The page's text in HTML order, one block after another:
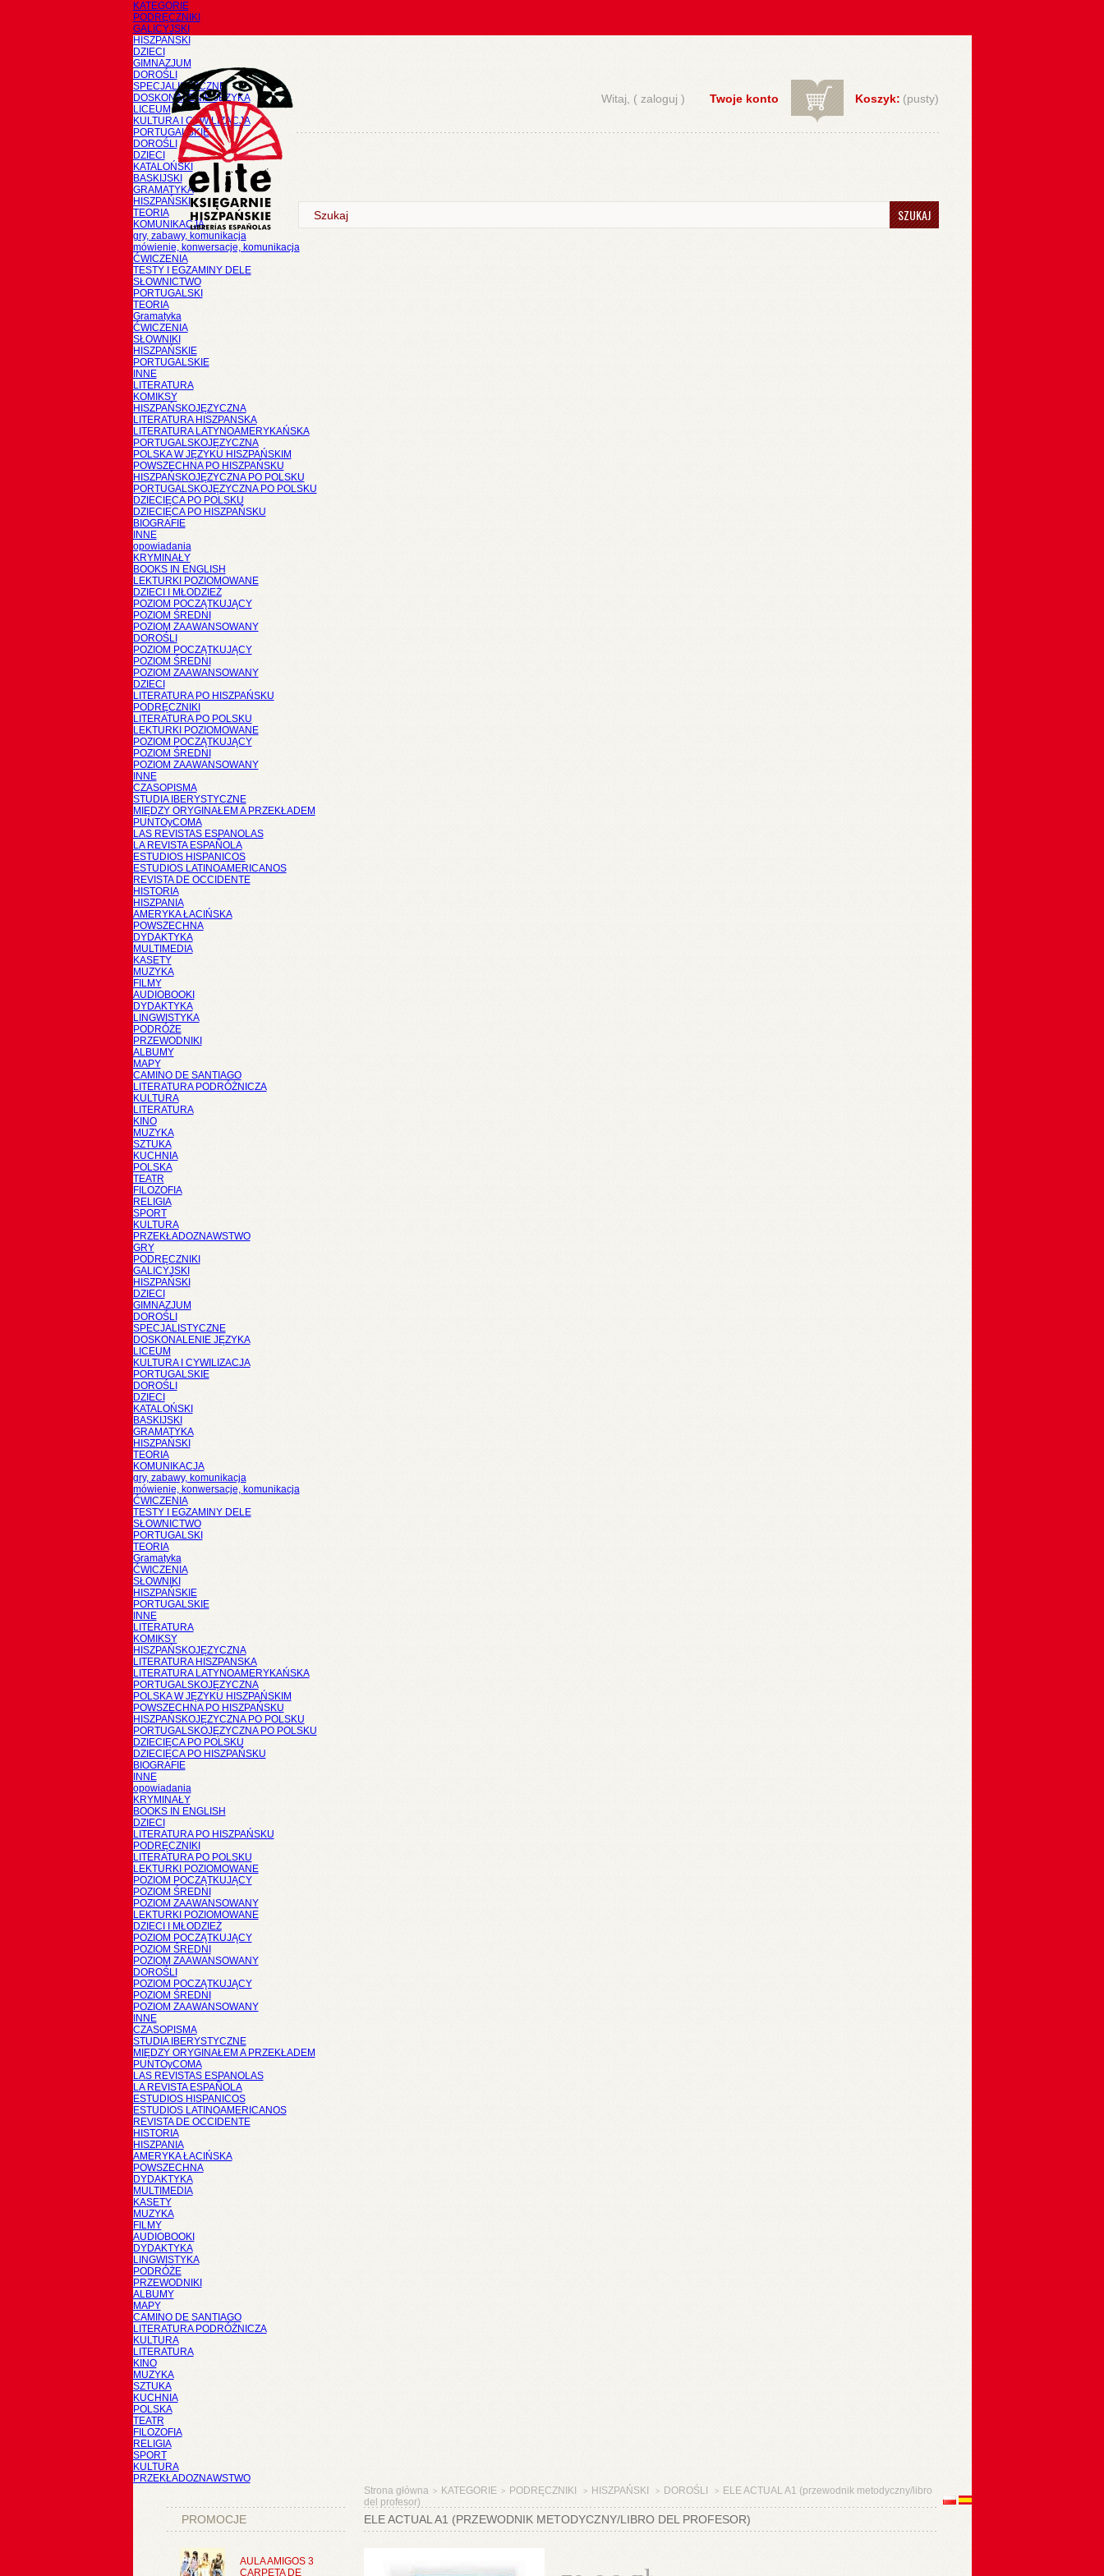
KATEGORIE
PODRĘCZNIKI
GALICYJSKI
HISZPAŃSKI
DZIECI
GIMNAZJUM
DOROŚLI
SPECJALISTYCZNE
DOSKONALENIE JĘZYKA
LICEUM
KULTURA I CYWILIZACJA
PORTUGALSKIE
DOROŚLI
DZIECI
KATALOŃSKI
BASKIJSKI
GRAMATYKA
HISZPAŃSKI
TEORIA
KOMUNIKACJA
gry, zabawy, komunikacja
mówienie, konwersacje, komunikacja
ĆWICZENIA
TESTY I EGZAMINY DELE
SŁOWNICTWO
PORTUGALSKI
TEORIA
Gramatyka
ĆWICZENIA
SŁOWNIKI
HISZPAŃSKIE
PORTUGALSKIE
INNE
LITERATURA
KOMIKSY
HISZPAŃSKOJĘZYCZNA
LITERATURA HISZPANSKA
LITERATURA LATYNOAMERYKAŃSKA
PORTUGALSKOJĘZYCZNA
POLSKA W JĘZYKU HISZPAŃSKIM
POWSZECHNA PO HISZPAŃSKU
HISZPAŃSKOJĘZYCZNA PO POLSKU
PORTUGALSKOJĘZYCZNA PO POLSKU
DZIECIĘCA PO POLSKU
DZIECIĘCA PO HISZPAŃSKU
BIOGRAFIE
INNE
opowiadania
KRYMINAŁY
BOOKS IN ENGLISH
LEKTURKI POZIOMOWANE
DZIECI I MŁODZIEŻ
POZIOM POCZĄTKUJĄCY
POZIOM ŚREDNI
POZIOM ZAAWANSOWANY
DOROŚLI
POZIOM POCZĄTKUJĄCY
POZIOM ŚREDNI
POZIOM ZAAWANSOWANY
DZIECI
LITERATURA PO HISZPAŃSKU
PODRĘCZNIKI
LITERATURA PO POLSKU
LEKTURKI POZIOMOWANE
POZIOM POCZĄTKUJĄCY
POZIOM ŚREDNI
POZIOM ZAAWANSOWANY
INNE
CZASOPISMA
STUDIA IBERYSTYCZNE
MIĘDZY ORYGINAŁEM A PRZEKŁADEM
PUNTOyCOMA
LAS REVISTAS ESPANOLAS
LA REVISTA ESPAÑOLA
ESTUDIOS HISPANICOS
ESTUDIOS LATINOAMERICANOS
REVISTA DE OCCIDENTE
HISTORIA
HISZPANIA
AMERYKA ŁACIŃSKA
POWSZECHNA
DYDAKTYKA
MULTIMEDIA
KASETY
MUZYKA
FILMY
AUDIOBOOKI
DYDAKTYKA
LINGWISTYKA
PODRÓŻE
PRZEWODNIKI
ALBUMY
MAPY
CAMINO DE SANTIAGO
LITERATURA PODRÓŻNICZA
KULTURA
LITERATURA
KINO
MUZYKA
SZTUKA
KUCHNIA
POLSKA
TEATR
FILOZOFIA
RELIGIA
SPORT
KULTURA
PRZEKŁADOZNAWSTWO
GRY
PODRĘCZNIKI
GALICYJSKI
HISZPAŃSKI
DZIECI
GIMNAZJUM
DOROŚLI
SPECJALISTYCZNE
DOSKONALENIE JĘZYKA
LICEUM
KULTURA I CYWILIZACJA
PORTUGALSKIE
DOROŚLI
DZIECI
KATALOŃSKI
BASKIJSKI
GRAMATYKA
HISZPAŃSKI
TEORIA
KOMUNIKACJA
gry, zabawy, komunikacja
mówienie, konwersacje, komunikacja
ĆWICZENIA
TESTY I EGZAMINY DELE
SŁOWNICTWO
PORTUGALSKI
TEORIA
Gramatyka
ĆWICZENIA
SŁOWNIKI
HISZPAŃSKIE
PORTUGALSKIE
INNE
LITERATURA
KOMIKSY
HISZPAŃSKOJĘZYCZNA
LITERATURA HISZPANSKA
LITERATURA LATYNOAMERYKAŃSKA
PORTUGALSKOJĘZYCZNA
POLSKA W JĘZYKU HISZPAŃSKIM
POWSZECHNA PO HISZPAŃSKU
HISZPAŃSKOJĘZYCZNA PO POLSKU
PORTUGALSKOJĘZYCZNA PO POLSKU
DZIECIĘCA PO POLSKU
DZIECIĘCA PO HISZPAŃSKU
BIOGRAFIE
INNE
opowiadania
KRYMINAŁY
BOOKS IN ENGLISH
DZIECI
LITERATURA PO HISZPAŃSKU
PODRĘCZNIKI
LITERATURA PO POLSKU
LEKTURKI POZIOMOWANE
POZIOM POCZĄTKUJĄCY
POZIOM ŚREDNI
POZIOM ZAAWANSOWANY
LEKTURKI POZIOMOWANE
DZIECI I MŁODZIEŻ
POZIOM POCZĄTKUJĄCY
POZIOM ŚREDNI
POZIOM ZAAWANSOWANY
DOROŚLI
POZIOM POCZĄTKUJĄCY
POZIOM ŚREDNI
POZIOM ZAAWANSOWANY
INNE
CZASOPISMA
STUDIA IBERYSTYCZNE
MIĘDZY ORYGINAŁEM A PRZEKŁADEM
PUNTOyCOMA
LAS REVISTAS ESPANOLAS
LA REVISTA ESPAÑOLA
ESTUDIOS HISPANICOS
ESTUDIOS LATINOAMERICANOS
REVISTA DE OCCIDENTE
HISTORIA
HISZPANIA
AMERYKA ŁACIŃSKA
POWSZECHNA
DYDAKTYKA
MULTIMEDIA
KASETY
MUZYKA
FILMY
AUDIOBOOKI
DYDAKTYKA
LINGWISTYKA
PODRÓŻE
PRZEWODNIKI
ALBUMY
MAPY
CAMINO DE SANTIAGO
LITERATURA PODRÓŻNICZA
KULTURA
LITERATURA
KINO
MUZYKA
SZTUKA
KUCHNIA
POLSKA
TEATR
FILOZOFIA
RELIGIA
SPORT
KULTURA
PRZEKŁADOZNAWSTWO
Koszyk: (pusty)
Twoje konto
Witaj, ( zaloguj )
SZUKAJ
PROMOCJE
AULA AMIGOS 3
CARPETA DE
Strona główna > KATEGORIE > PODRĘCZNIKI > HISZPAŃSKI > DOROŚLI >
ELE ACTUAL A1 (przewodnik metodyczny/libro
del profesor)
ELE ACTUAL A1 (PRZEWODNIK METODYCZNY/LIBRO DEL PROFESOR)